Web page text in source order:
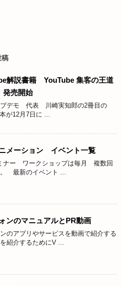
解説書籍 YouTube 集客の王道
売開始
ブデモ 代表 川崎実知郎の2冊目の
が12月7日に ...
メーション イベント一覧
ナー ワークショップは毎月 複数回
。 最新のイベント ...
ンのマニュアルとPR動画
のアプリやサービスを動画で紹介する
紹介するためにV ...